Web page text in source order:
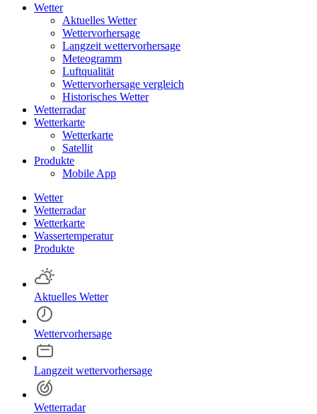
Wetter
Aktuelles Wetter
Wettervorhersage
Langzeit wettervorhersage
Meteogramm
Luftqualität
Wettervorhersage vergleich
Historisches Wetter
Wetterradar
Wetterkarte
Wetterkarte
Satellit
Produkte
Mobile App
Wetter
Wetterradar
Wetterkarte
Wassertemperatur
Produkte
Aktuelles Wetter
Wettervorhersage
Langzeit wettervorhersage
Wetterradar